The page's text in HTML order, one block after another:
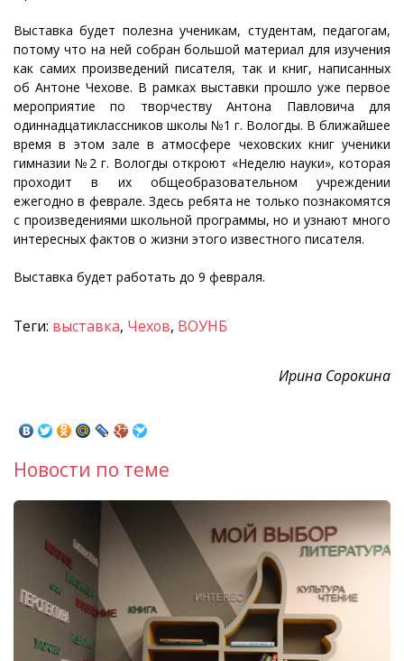
Выставка будет полезна ученикам, студентам, педагогам,
потому что на ней собран большой материал для изучения
как самих произведений писателя, так и книг, написанных
об Антоне Чехове. В рамках выставки прошло уже первое
мероприятие по творчеству Антона Павловича для
одиннадцатиклассников школы №1 г. Вологды. В ближайшее
время в этом зале в атмосфере чеховских книг ученики
гимназии №2 г. Вологды откроют «Неделю науки», которая
проходит в их общеобразовательном учреждении
ежегодно в феврале. Здесь ребята не только познакомятся
с произведениями школьной программы, но и узнают много
интересных фактов о жизни этого известного писателя.
Выставка будет работать до 9 февраля.
Теги: выставка, Чехов, ВОУНБ
Ирина Сорокина
Новости по теме